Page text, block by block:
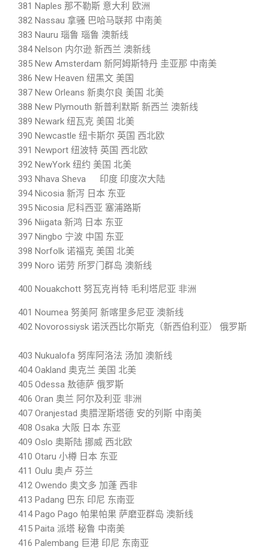
381 Naples 那不勒斯 意大利 欧洲
382 Nassau 拿骚 巴哈马联邦 中南美
383 Nauru 瑙鲁 瑙鲁 澳新线
384 Nelson 内尔逊 新西兰 澳新线
385 New Amsterdam 新阿姆斯特丹 圭亚那 中南美
386 New Heaven 纽黑文 美国
387 New Orleans 新奥尔良 美国 北美
388 New Plymouth 新普利默斯 新西兰 澳新线
389 Newark 纽瓦克 美国 北美
390 Newcastle 纽卡斯尔 英国 西北欧
391 Newport 纽波特 英国 西北欧
392 NewYork 纽约 美国 北美
393 Nhava Sheva 印度 印度次大陆
394 Nicosia 新泻 日本 东亚
395 Nicosia 尼科西亚 塞浦路斯
396 Niigata 新鸿 日本 东亚
397 Ningbo 宁波 中国 东亚
398 Norfolk 诺福克 美国 北美
399 Noro 诺劳 所罗门群岛 澳新线
400 Nouakchott 努瓦克肖特 毛利塔尼亚 非洲
401 Noumea 努美阿 新喀里多尼亚 澳新线
402 Novorossiysk 诺沃西比尔斯克（新西伯利亚） 俄罗斯
403 Nukualofa 努库阿洛法 汤加 澳新线
404 Oakland 奥克兰 美国 北美
405 Odessa 敖德萨 俄罗斯
406 Oran 奥兰 阿尔及利亚 非洲
407 Oranjestad 奥腊涅斯塔德 安的列斯 中南美
408 Osaka 大阪 日本 东亚
409 Oslo 奥斯陆 挪威 西北欧
410 Otaru 小樽 日本 东亚
411 Oulu 奥卢 芬兰
412 Owendo 奥文多 加蓬 西非
413 Padang 巴东 印尼 东南亚
414 Pago Pago 帕果帕果 萨磨亚群岛 澳新线
415 Paita 派塔 秘鲁 中南美
416 Palembang 巨港 印尼 东南亚